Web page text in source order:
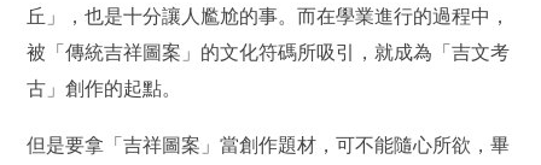
丘」，也是十分讓人尷尬的事。而在學業進行的過程中，
被「傳統吉祥圖案」的文化符碼所吸引，就成為「吉文考
古」創作的起點。
但是要拿「吉祥圖案」當創作題材，可不能隨心所欲，畢